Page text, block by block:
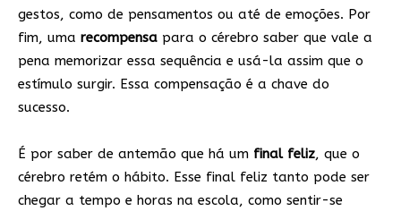
gestos, como de pensamentos ou até de emoções. Por
fim, uma recompensa para o cérebro saber que vale a
pena memorizar essa sequência e usá-la assim que o
estímulo surgir. Essa compensação é a chave do
sucesso.
É por saber de antemão que há um final feliz, que o
cérebro retém o hábito. Esse final feliz tanto pode ser
chegar a tempo e horas na escola, como sentir-se